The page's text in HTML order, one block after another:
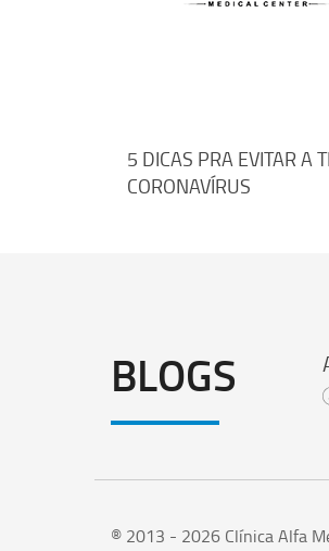
Navegação
de
5 DICAS PRA EVITAR A
CORONAVÍRUS
BLOGS
® 2013 - 2026 Clínica Alfa